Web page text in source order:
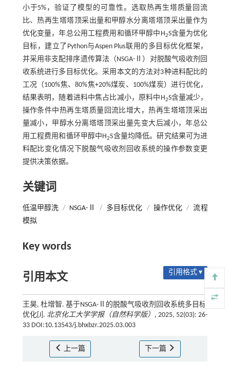
小于5%，验证了模型的可靠性。选取热再生塔质量回流
比、热再生塔塔顶采出量和甲醇水分离塔塔顶采出量作为
优化变量，年总公用工程费用和循环甲醇中H2S含量为优化
目标，建立了Python与Aspen Plus联用的多目标优化框架，
并采用非支配排序遗传算法（NSGA-Ⅱ）对脱酸气吸收剂回
收系统进行多目标优化。采用本文的方法对3种进料配比的
工况（100%焦、80%焦+20%煤炭、100%煤炭）进行优化，
结果表明，随着进料中焦占比减小，原料中H2S含量减少，
操作条件中热再生塔质量回流比增大，热再生塔塔顶采出
量减小，甲醇水分离塔塔顶采出量先变大后减小，年总公
用工程费用和循环甲醇中H2S含量均降低。研究结果可为进
料配比变化情况下脱酸气吸收剂回收系统的操作参数变更
提供决策依据。
关键词
低温甲醇洗 / NSGA-Ⅱ / 多目标优化 / 操作优化 / 流程
模拟
Key words
引用本文 引用格式 ▾
王昊, 杜增智. 基于NSGA-Ⅱ的脱酸气吸收剂回收系统多目标
优化[J]. 北京化工大学学报（自然科学版） , 2025, 52(03): 26-
33 DOI:10.13543/j.bhxbzr.2025.03.003
上一篇 下一篇